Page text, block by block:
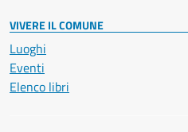
VIVERE IL COMUNE
Luoghi
Eventi
Elenco libri